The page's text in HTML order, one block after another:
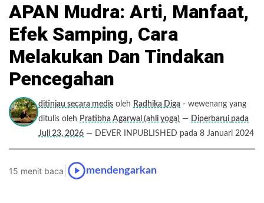
APAN Mudra: Arti, Manfaat,
Efek Samping, Cara
Melakukan Dan Tindakan
Pencegahan
ditinjau secara medis oleh Radhika Diga - wewenang yang
ditulis oleh Pratibha Agarwal (ahli yoga) — Diperbarui pada
Juli 23, 2026 — DEVER INPUBLISHED pada 8 Januari 2024
15 menit baca mendengarkan